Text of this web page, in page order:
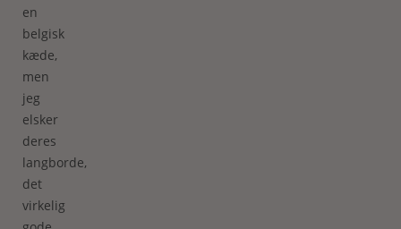
en
belgisk
kæde,
men
jeg
elsker
deres
langborde,
det
virkelig